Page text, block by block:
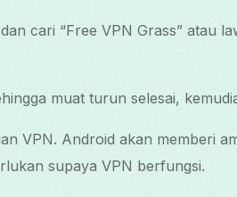
cari “Free VPN Grass” atau
muat turun selesai,
VPN. Android akan memberi
supaya VPN berfungsi.